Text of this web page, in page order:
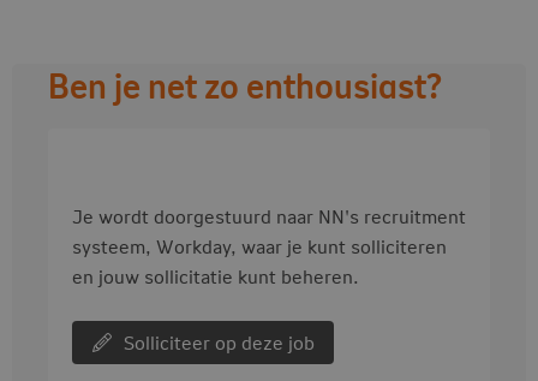
Ben je net zo enthousiast?
Je wordt doorgestuurd naar NN's recruitment
systeem, Workday, waar je kunt solliciteren
en jouw sollicitatie kunt beheren.
Solliciteer op deze job